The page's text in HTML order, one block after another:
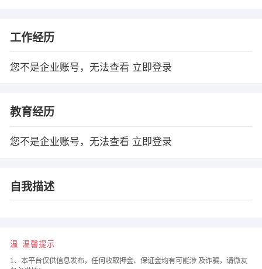
工作经历
您不是企业账号，无法查看 立即登录
教育经历
您不是企业账号，无法查看 立即登录
自我描述
温馨提示
1、本平台仅供信息发布，任何收取押金、保证金均有可能涉 及诈骗，请微友